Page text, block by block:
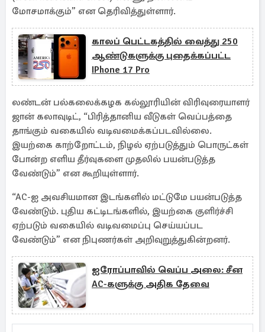
மோசமாக்கும்” என தெரிவித்துள்ளார்.
காலப் பெட்டகத்தில் வைத்து 250
ஆண்டுகளுக்கு புதைக்கப்பட்ட
IPhone 17 Pro
லண்டன் பல்கலைக்கழக கல்லூரியின் விரிவுரையாளர்
ஜான் கலாவுடிட், “பிரித்தானிய வீடுகள் வெப்பத்தை
தாங்கும் வகையில் வடிவமைக்கப்படவில்லை.
இயற்கை காற்றோட்டம், நிழல் ஏற்படுத்தும் பொருட்கள்
போன்ற எளிய தீர்வுகளை முதலில் பயன்படுத்த
வேண்டும்” என கூறியுள்ளார்.
“AC-ஐ அவசியமான இடங்களில் மட்டுமே பயன்படுத்த
வேண்டும். புதிய கட்டிடங்களில், இயற்கை குளிர்ச்சி
ஏற்படும் வகையில் வடிவமைப்பு செய்யப்பட
வேண்டும்” என நிபுணர்கள் அறிவுறுத்துகின்றனர்.
ஐரோப்பாவில் வெப்ப அலை: சீன
AC-களுக்கு அதிக தேவை